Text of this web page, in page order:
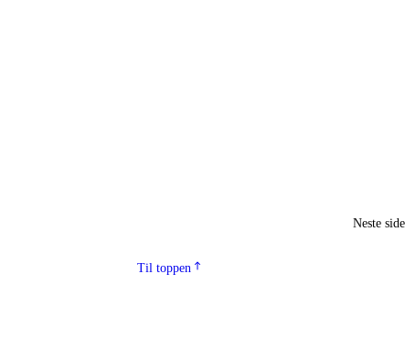
Neste side
Til toppen